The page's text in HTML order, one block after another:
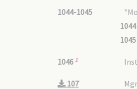
1044-1045
1044
1045
1046 1
107